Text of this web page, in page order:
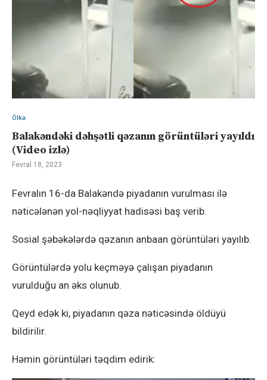
Ölkə
Balakəndəki dəhşətli qəzanın görüntüləri yayıldı
(Video izlə)
Fevral 18, 2023
Fevralın 16-da Balakəndə piyadanın vurulması ilə
nəticələnən yol-nəqliyyat hadisəsi baş verib.
Sosial şəbəkələrdə qəzanın anbaan görüntüləri yayılıb.
Görüntülərdə yolu keçməyə çalışan piyadanın
vurulduğu an əks olunub.
Qeyd edək ki, piyadanın qəza nəticəsində öldüyü
bildirilir.
Həmin görüntüləri təqdim edirik: